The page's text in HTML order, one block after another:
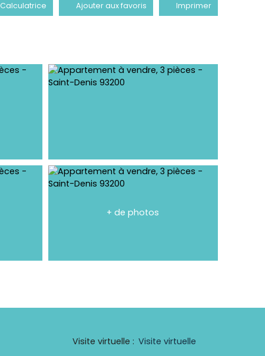
Calculatrice Ajouter aux favoris Imprimer
+ de photos
Visite virtuelle : Visite virtuelle